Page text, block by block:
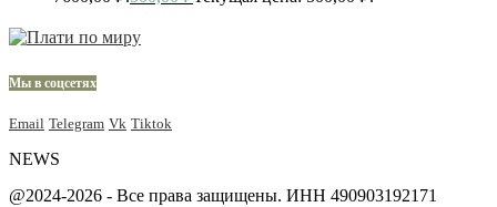
Мы в соцсетях
Email Telegram Vk Tiktok
NEWS
@2024-2026 - Все права защищены. ИНН 490903192171